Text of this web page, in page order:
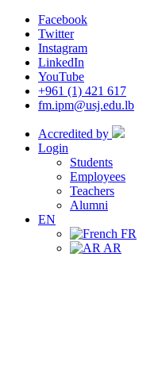
Facebook
Twitter
Instagram
LinkedIn
YouTube
+961 (1) 421 617
fm.ipm@usj.edu.lb
Accredited by
Login
Students
Employees
Teachers
Alumni
EN
FR
AR